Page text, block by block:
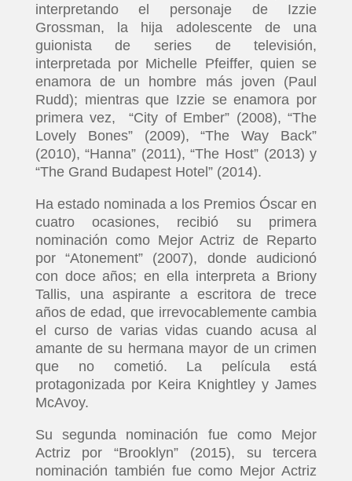
interpretando el personaje de Izzie
Grossman, la hija adolescente de una
guionista de series de televisión,
interpretada por Michelle Pfeiffer, quien se
enamora de un hombre más joven (Paul
Rudd); mientras que Izzie se enamora por
primera vez, “City of Ember” (2008), “The
Lovely Bones” (2009), “The Way Back”
(2010), “Hanna” (2011), “The Host” (2013) y
“The Grand Budapest Hotel” (2014).
Ha estado nominada a los Premios Óscar en
cuatro ocasiones, recibió su primera
nominación como Mejor Actriz de Reparto
por “Atonement” (2007), donde audicionó
con doce años; en ella interpreta a Briony
Tallis, una aspirante a escritora de trece
años de edad, que irrevocablemente cambia
el curso de varias vidas cuando acusa al
amante de su hermana mayor de un crimen
que no cometió. La película está
protagonizada por Keira Knightley y James
McAvoy.
Su segunda nominación fue como Mejor
Actriz por “Brooklyn” (2015), su tercera
nominación también fue como Mejor Actriz